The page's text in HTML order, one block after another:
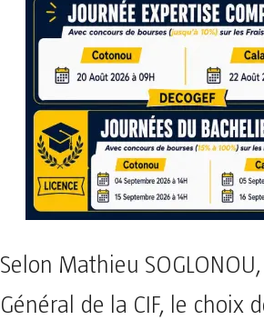
Selon Mathieu
Général de la CIF, le choix